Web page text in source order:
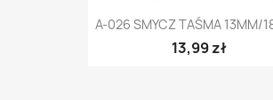
A-026 SMYCZ TAŚMA 13MM/
13,99 zł